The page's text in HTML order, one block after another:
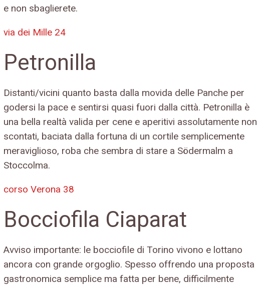
e non sbaglierete.
via dei Mille 24
Petronilla
Distanti/vicini quanto basta dalla movida delle Panche per
godersi la pace e sentirsi quasi fuori dalla città. Petronilla è
una bella realtà valida per cene e aperitivi assolutamente non
scontati, baciata dalla fortuna di un cortile semplicemente
meraviglioso, roba che sembra di stare a Södermalm a
Stoccolma.
corso Verona 38
Bocciofila Ciaparat
Avviso importante: le bocciofile di Torino vivono e lottano
ancora con grande orgoglio. Spesso offrendo una proposta
gastronomica semplice ma fatta per bene, difficilmente